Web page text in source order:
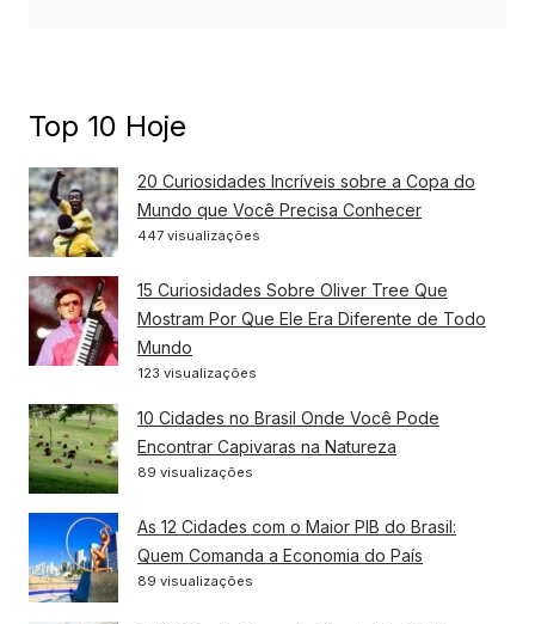
Top 10 Hoje
20 Curiosidades Incríveis sobre a Copa do
Mundo que Você Precisa Conhecer
447 visualizações
15 Curiosidades Sobre Oliver Tree Que
Mostram Por Que Ele Era Diferente de Todo
Mundo
123 visualizações
10 Cidades no Brasil Onde Você Pode
Encontrar Capivaras na Natureza
89 visualizações
As 12 Cidades com o Maior PIB do Brasil:
Quem Comanda a Economia do País
89 visualizações